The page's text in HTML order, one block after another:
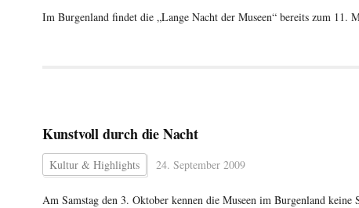
Im Burgenland findet die „Lange Nacht der Museen“ bereits zum
Kunstvoll durch die Nacht
Kultur & Highlights 24. September 2009
Am Samstag den 3. Oktober kennen die Museen im Burgenland